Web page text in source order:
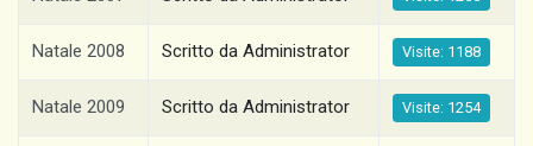
Natale 2008 Scritto da Administrator Visite: 1188
Natale 2009 Scritto da Administrator Visite: 1254